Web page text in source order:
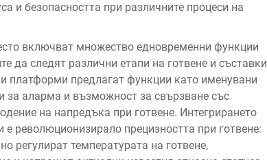
и безопасността при различните процеси на
включват множество едновременни функции
да следят различни етапи на готвене и съставки
платформи предлагат функции като именувани
за аларма и възможност за свързване със
на напредъка при готвене. Интегрирането
революционизирало прецизността при готвене:
регулират температурата на готвене,